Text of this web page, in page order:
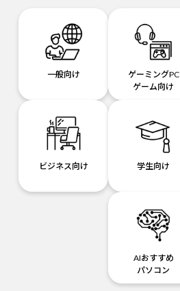
一般向け
ゲーミングPC
ゲーム向け
ビジネス向け 学生向け
AIおすすめ
パソコン